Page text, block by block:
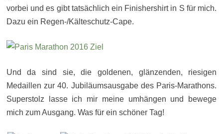
vorbei und es gibt tatsächlich ein Finishershirt in S für mich.
Dazu ein Regen-/Kälteschutz-Cape.
Und da sind sie, die goldenen, glänzenden, riesigen
Medaillen zur 40. Jubiläumsausgabe des Paris-Marathons.
Superstolz lasse ich mir meine umhängen und bewege
mich zum Ausgang. Was für ein schöner Tag!